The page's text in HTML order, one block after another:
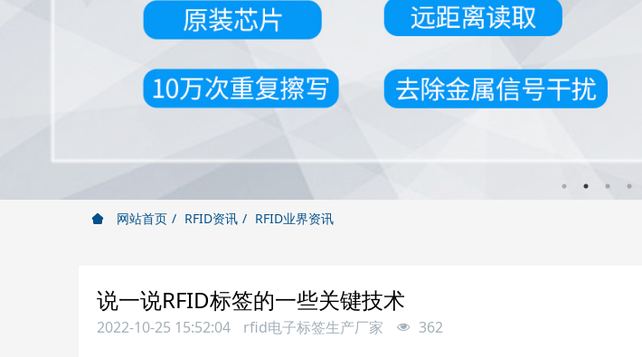
网站首页 RFID资讯 RFID业界资讯
说一说RFID标签的一些关键技术
2022-10-25 15:52:04 rfid电子标签生产厂家 362